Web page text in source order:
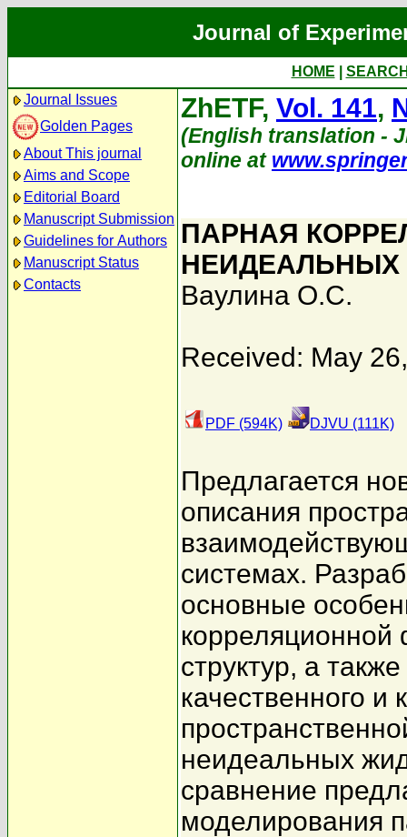
Journal of
HOME
Journal Issues
Golden Pages
About This journal
Aims and Scope
Editorial Board
Manuscript Submission
Guidelines for Authors
Manuscript Status
Contacts
ZhETF, Vol. 141,
(English translation -
online at
ПАРНАЯ
НЕИДЕАЛЬНЫХ
Ваулина О.С.
Received: May
PDF (594K) DJVU (111K)
Предлагается
описания
системах.
основные
корреляционной
структур, а
качественного и
неидеальных
сравнение
моделирования